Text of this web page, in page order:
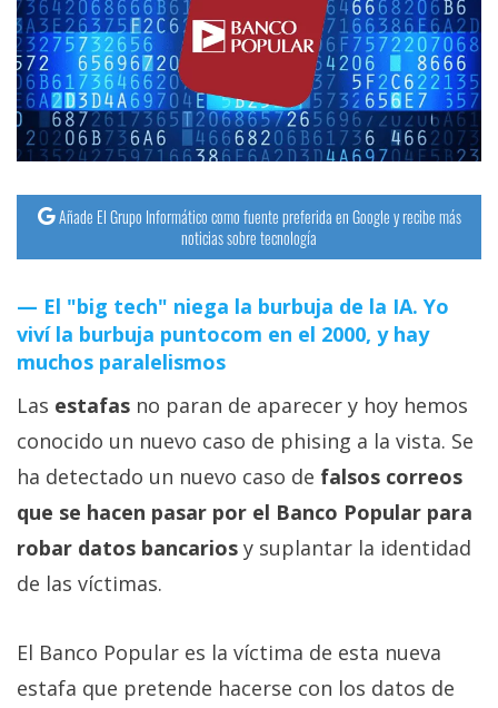
Operadores
Trucos
y
Tutoriales
Ciberseguridad
Sistemas
operativos
Profesional
+
Más
temas
Foros
Añade El Grupo Informático como fuente preferida en Google y recibe más
noticias sobre tecnología
El "big tech" niega la burbuja de la IA. Yo
viví la burbuja puntocom en el 2000, y hay
muchos paralelismos
Las estafas no paran de aparecer y hoy hemos
conocido un nuevo caso de phising a la vista. Se
ha detectado un nuevo caso de falsos correos
que se hacen pasar por el Banco Popular para
robar datos bancarios y suplantar la identidad
de las víctimas.
El Banco Popular es la víctima de esta nueva
estafa que pretende hacerse con los datos de